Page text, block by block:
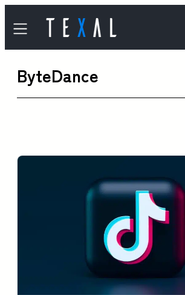
容
を
ByteDance